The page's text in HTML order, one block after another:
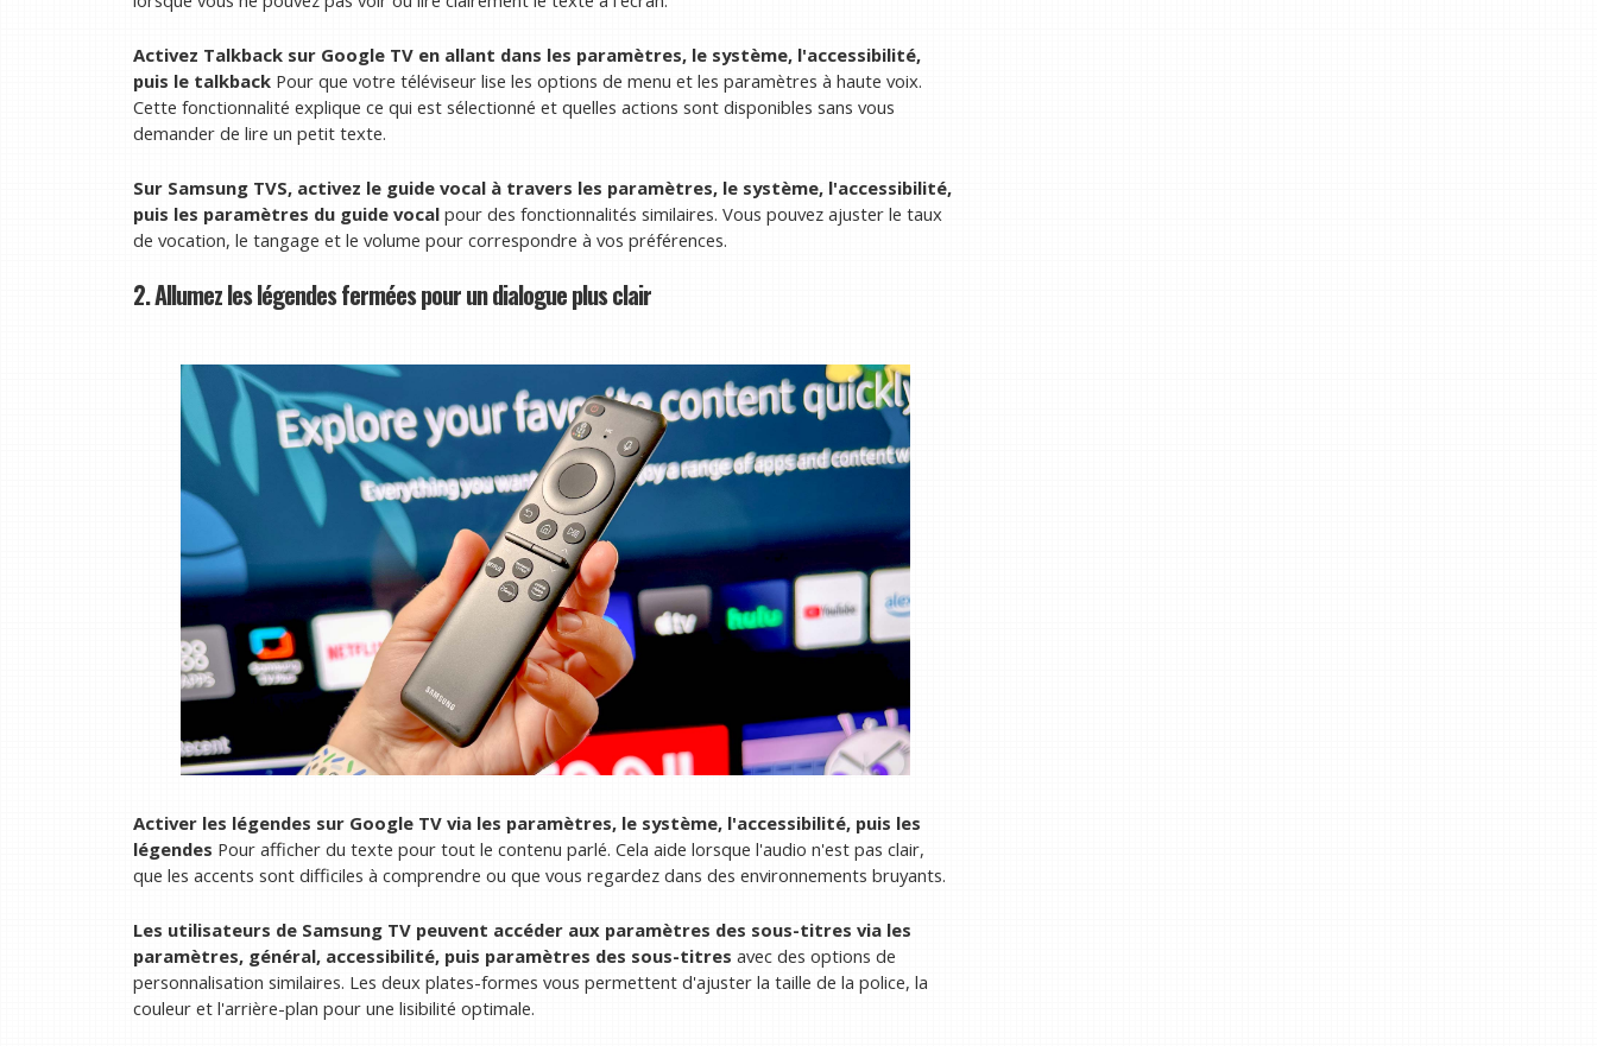
Activez Talkback sur Google TV en allant dans les paramètres, le système, l'accessibilité,
puis le talkback Pour que votre téléviseur lise les options de menu et les paramètres à haute voix.
Cette fonctionnalité explique ce qui est sélectionné et quelles actions sont disponibles sans vous
demander de lire un petit texte.
Sur Samsung TVS, activez le guide vocal à travers les paramètres, le système, l'accessibilité,
puis les paramètres du guide vocal pour des fonctionnalités similaires. Vous pouvez ajuster le taux
de vocation, le tangage et le volume pour correspondre à vos préférences.
2. Allumez les légendes fermées pour un dialogue plus clair
Activer les légendes sur Google TV via les paramètres, le système, l'accessibilité, puis les
légendes Pour afficher du texte pour tout le contenu parlé. Cela aide lorsque l'audio n'est pas clair,
que les accents sont difficiles à comprendre ou que vous regardez dans des environnements bruyants.
Les utilisateurs de Samsung TV peuvent accéder aux paramètres des sous-titres via les
paramètres, général, accessibilité, puis paramètres des sous-titres avec des options de
personnalisation similaires. Les deux plates-formes vous permettent d'ajuster la taille de la police, la
couleur et l'arrière-plan pour une lisibilité optimale.